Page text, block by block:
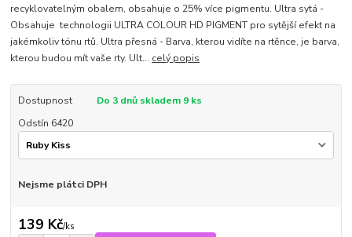
recyklovatelným obalem, obsahuje o 25% více pigmentu. Ultra sytá -
Obsahuje technologii ULTRA COLOUR HD PIGMENT pro sytější efekt na
jakémkoliv tónu rtů. Ultra přesná - Barva, kterou vidíte na rtěnce, je barva,
kterou budou mít vaše rty. Ult... celý popis
Dostupnost
Do 3 dnů skladem 9 ks
Odstín 6420
Nejsme plátci DPH
139 Kč/ks